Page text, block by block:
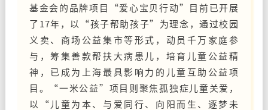
基金会的品牌项目“爱心宝贝行动”目前已开展
了17年，以“孩子帮助孩子”为理念，通过校园
义卖、商场公益集市等形式，动员千万家庭参
与，筹集善款帮扶大病患儿，培育儿童公益精
神，已成为上海最具影响力的儿童互助公益项
目。“一米公益”项目则聚焦孤独症儿童关爱，
以“儿童为本、与爱同行、向阳而生、逐梦未